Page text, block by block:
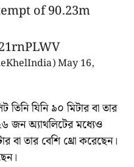
of 90.23m
May 16,
যিনি ৯০ মিটার বা তার
জন অ্যাথলিটের মধ্যেও
বা তার বেশি থ্রো করেছেন।